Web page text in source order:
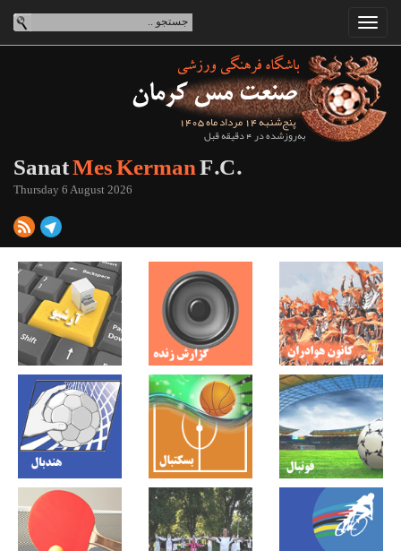
پنج‌شنبه 14 مرداد ماه 1405
به‌روزشده در 4 دقیقه قبل
SanatMes KermanF.C.
Thursday 6 August 2026